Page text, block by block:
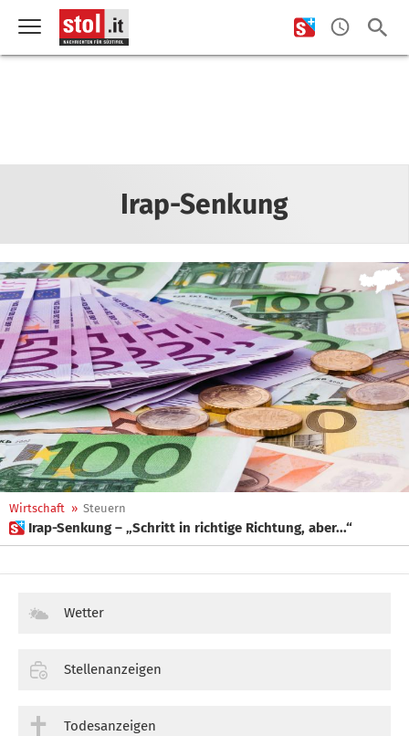
Irap-Senkung
Wirtschaft » Steuern
 Irap-Senkung – „Schritt in richtige Richtung, aber...“
Wetter
Stellenanzeigen
Todesanzeigen